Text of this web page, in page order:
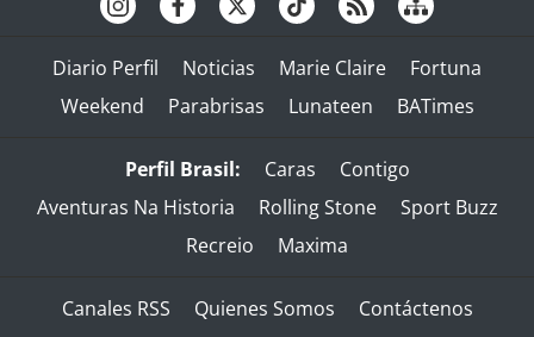
Diario Perfil Noticias Marie Claire
Fortuna
Weekend
Parabrisas Lunateen BATimes
Perfil Brasil: Caras
Contigo
Aventuras Na Historia
Rolling Stone
Sport Buzz
Recreio
Maxima
Canales RSS Quienes Somos
Contáctenos